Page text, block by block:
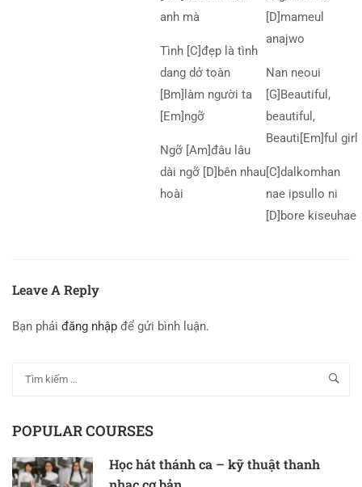
anh mà
Tình [C]đẹp là tình
dang dở toàn
[Bm]làm người ta
[Em]ngỡ
Ngỡ [Am]đâu lâu
dài ngỡ [D]bên nhau
hoài
[D]mameul
anajwo
Nan neoui
[G]Beautiful,
beautiful,
Beauti[Em]ful girl
[C]dalkomhan
nae ipsullo ni
[D]bore kiseuhae
Leave A Reply
Bạn phải đăng nhập để gửi bình luận.
POPULAR COURSES
Học hát thánh ca – kỹ thuật thanh